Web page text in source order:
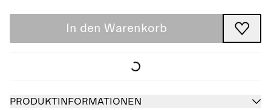
In den Warenkorb
PRODUKTINFORMATIONEN